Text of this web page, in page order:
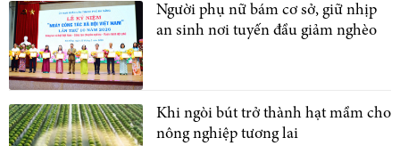
Người phụ nữ bám cơ sở, giữ nhịp
an sinh nơi tuyến đầu giảm nghèo
Khi ngòi bút trở thành hạt mầm cho
nông nghiệp tương lai